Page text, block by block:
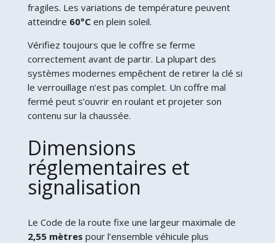
fragiles. Les variations de température peuvent
atteindre 60°Cen plein soleil.
Vérifiez toujours que le coffre se ferme
correctement avant de partir. La plupart des
systèmes modernes empêchent de retirer la clé si
le verrouillage n’est pas complet. Un coffre mal
fermé peut s’ouvrir en roulant et projeter son
contenu sur la chaussée.
Dimensions
réglementaires et
signalisation
Le Code de la route fixe une largeur maximale de
2,55 mètres pour l’ensemble véhicule plus